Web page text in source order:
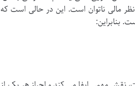
مالی ناتوان است. این در حالی است که
بنابراین: